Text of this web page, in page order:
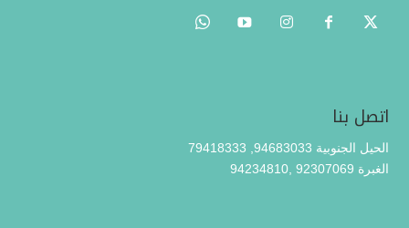
اتصل بنا
الحيل الجنوبية 94683033, 79418333
94234810, 92307069 الغبرة